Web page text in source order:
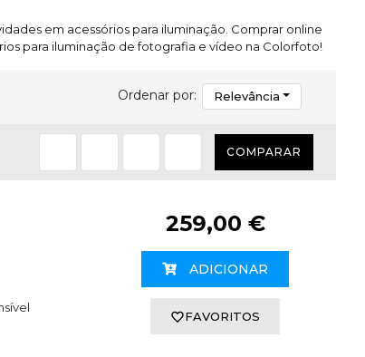
em acessórios para iluminação. Comprar online
para iluminação de fotografia e vídeo na Colorfoto!
Ordenar por: Relevância
COMPARAR
259,00 €
ADICIONAR
FAVORITOS